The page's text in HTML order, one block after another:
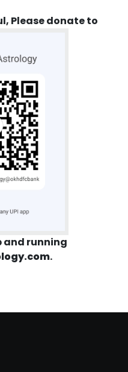
Please donate to
and running
.